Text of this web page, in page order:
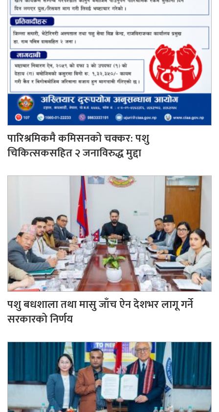
पारिश्रमिकमै कमिसनको चक्कर: पशु
चिकित्सकसहित २ जनाविरुद्ध मुद्दा
पशु बधशाला तथा मासु जाँच ऐन देशभर लागू गर्ने
सरकारको निर्णय